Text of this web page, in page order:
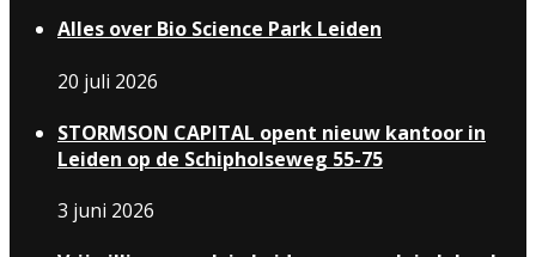
Alles over Bio Science Park Leiden
20 juli 2026
STORMSON CAPITAL opent nieuw kantoor in
Leiden op de Schipholseweg 55-75
3 juni 2026